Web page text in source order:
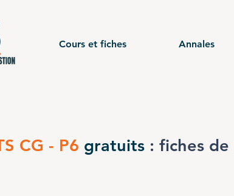
Cours et fiches Annales
CG - P6 gratuits : fiches